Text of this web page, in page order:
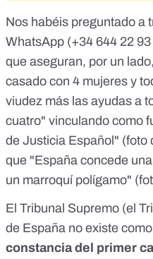
Nos habéis preguntado a
WhatsApp (+34 644 22 93
que aseguran, por un
casado con 4 mujeres y
viudez más las ayudas a
cuatro" vinculando como
de Justicia Español" (foto
que "España concede
un marroquí polígamo"
El Tribunal Supremo (el
de España no existe
constancia del primer